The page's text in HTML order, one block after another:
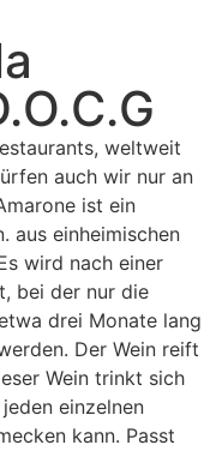
weltweit
auch wir nur an
ist ein
aus einheimischen
wird nach einer
bei der nur die
drei Monate lang
Der Wein reift
Wein trinkt sich
einzelnen
kann. Passt